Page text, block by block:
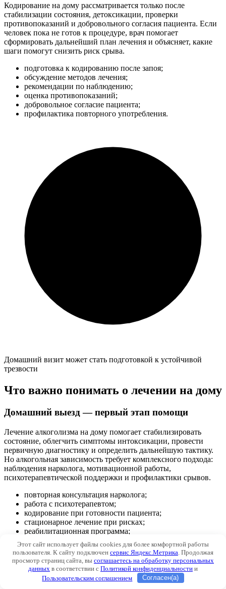
Кодирование на дому рассматривается только после
стабилизации состояния, детоксикации, проверки
противопоказаний и добровольного согласия пациента. Если
человек пока не готов к процедуре, врач помогает
сформировать дальнейший план лечения и объясняет, какие
шаги помогут снизить риск срыва.
подготовка к кодированию после запоя;
обсуждение методов лечения;
рекомендации по наблюдению;
оценка противопоказаний;
добровольное согласие пациента;
профилактика повторного употребления.
Домашний визит может стать подготовкой к устойчивой
трезвости
Что важно понимать о лечении на дому
Домашний выезд — первый этап помощи
Лечение алкоголизма на дому помогает стабилизировать
состояние, облегчить симптомы интоксикации, провести
первичную диагностику и определить дальнейшую тактику.
Но алкогольная зависимость требует комплексного подхода:
наблюдения нарколога, мотивационной работы,
психотерапевтической поддержки и профилактики срывов.
повторная консультация нарколога;
работа с психотерапевтом;
кодирование при готовности пациента;
стационарное лечение при рисках;
реабилитационная программа;
профилактика срывов.
Этот сайт использует файлы cookies для более комфортной работы
пользователя. К сайту подключен сервис Яндекс.Метрика . Продолжая
просмотр страниц сайта, вы соглашаетесь на обработку персональных
данных в соответствии с Политикой конфиденциальности и
Пользовательским соглашением
Согласен(а)